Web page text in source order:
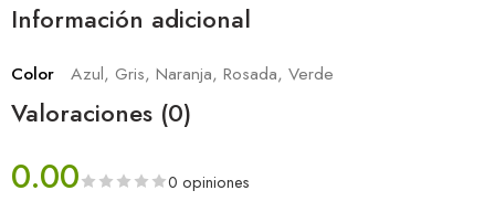
Información adicional
Color Azul, Gris, Naranja, Rosada, Verde
Valoraciones (0)
0.00 0 opiniones